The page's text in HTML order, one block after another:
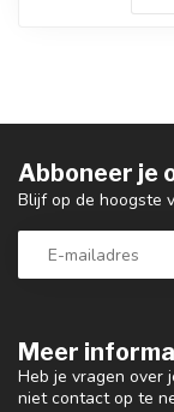
Meer
Heb je vragen over
niet contact op te
Abboneer je
Blijf op de hoogste